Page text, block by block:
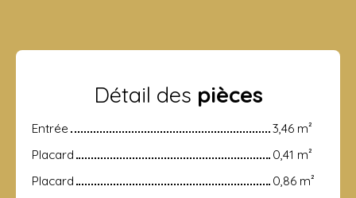
Détail des pièces
Entrée
3,46 m²
Placard
0,41 m²
Placard
0,86 m²